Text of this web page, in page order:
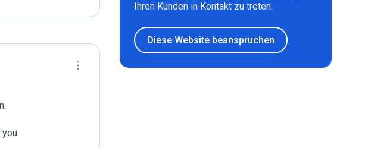
Ihren Kunden in Kontakt zu treten.
Diese Website beanspruchen